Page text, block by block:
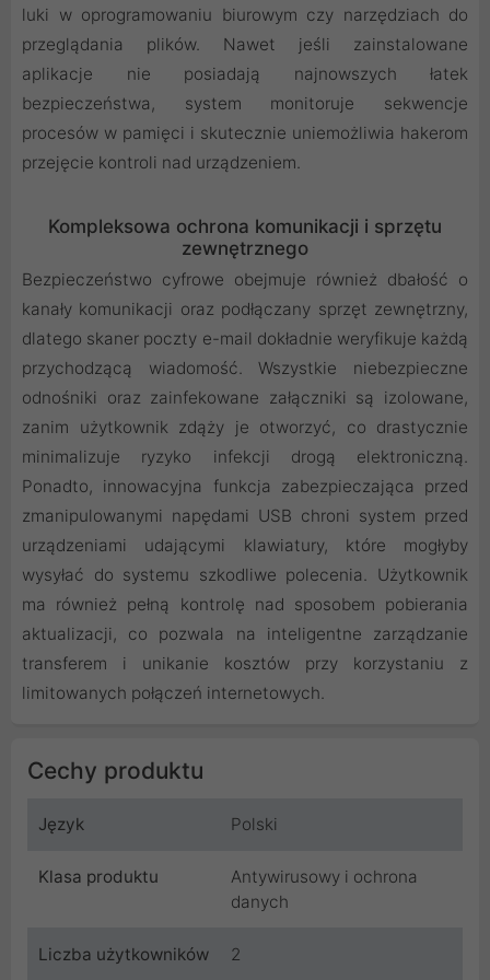
luki w oprogramowaniu biurowym czy narzędziach do
przeglądania plików. Nawet jeśli zainstalowane
aplikacje nie posiadają najnowszych łatek
bezpieczeństwa, system monitoruje sekwencje
procesów w pamięci i skutecznie uniemożliwia hakerom
przejęcie kontroli nad urządzeniem.
Kompleksowa ochrona komunikacji i sprzętu
zewnętrznego
Bezpieczeństwo cyfrowe obejmuje również dbałość o
kanały komunikacji oraz podłączany sprzęt zewnętrzny,
dlatego skaner poczty e-mail dokładnie weryfikuje każdą
przychodzącą wiadomość. Wszystkie niebezpieczne
odnośniki oraz zainfekowane załączniki są izolowane,
zanim użytkownik zdąży je otworzyć, co drastycznie
minimalizuje ryzyko infekcji drogą elektroniczną.
Ponadto, innowacyjna funkcja zabezpieczająca przed
zmanipulowanymi napędami USB chroni system przed
urządzeniami udającymi klawiatury, które mogłyby
wysyłać do systemu szkodliwe polecenia. Użytkownik
ma również pełną kontrolę nad sposobem pobierania
aktualizacji, co pozwala na inteligentne zarządzanie
transferem i unikanie kosztów przy korzystaniu z
limitowanych połączeń internetowych.
Cechy produktu
Język Polski
Klasa produktu
Antywirusowy i ochrona
danych
Liczba użytkowników 2